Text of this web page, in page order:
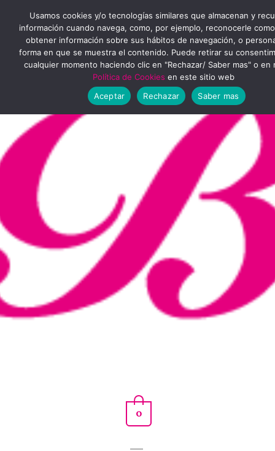
contenido
MENÚ
PRINCIPAL
0
Usamos cookies y/o tecnologías similares que almacenan y
información cuando navega, como, por ejemplo, reconocerle
obtener información sobre sus hábitos de navegación, o
forma en que se muestra el contenido. Puede retirar su
cualquier momento haciendo clic en "Rechazar/ Saber mas" o en
Política de Cookies en este sitio web
Aceptar
Rechazar Saber mas